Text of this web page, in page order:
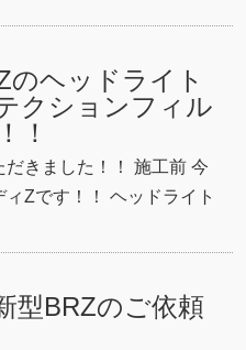
のヘッドライト
クションフィル
！
きました！！ 施工前 今
Zです！！ ヘッドライト
型BRZのご依頼